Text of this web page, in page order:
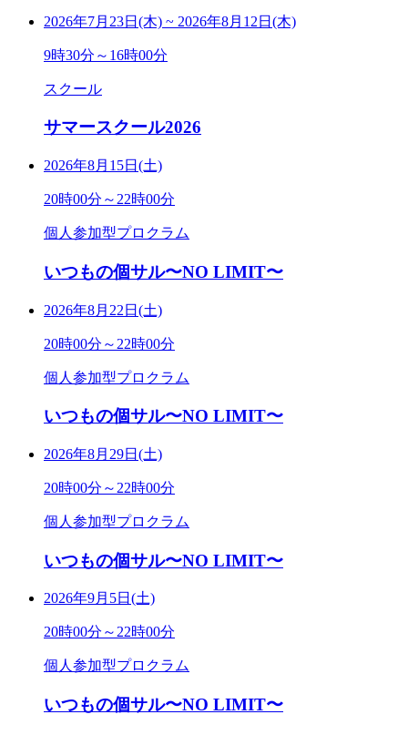
2026年7月23日(木) ~ 2026年8月12日(木)
9時30分～16時00分
スクール
サマースクール2026
2026年8月15日(土)
20時00分～22時00分
個人参加型プロクラム
いつもの個サル〜NO LIMIT〜
2026年8月22日(土)
20時00分～22時00分
個人参加型プロクラム
いつもの個サル〜NO LIMIT〜
2026年8月29日(土)
20時00分～22時00分
個人参加型プロクラム
いつもの個サル〜NO LIMIT〜
2026年9月5日(土)
20時00分～22時00分
個人参加型プロクラム
いつもの個サル〜NO LIMIT〜